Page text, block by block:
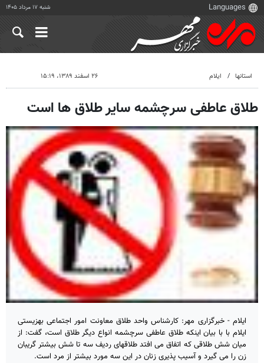
شنبه ۱۷ مرداد ۱۴۰۵
استانها ایلام ۲۶ اسفند ۱۳۸۹، ۱۵:۱۹
طلاق عاطفی سرچشمه سایر طلاق ها است
ایلام - خبرگزاری مهر: کارشناس واحد طلاق معاونت امور اجتماعی بهزیستی
ایلام با با بیان اینکه طلاق عاطفی سرچشمه انواع دیگر طلاق است، گفت: از
میان شش طلاقی که اتفاق می افتد طلاقهای ردیف سه تا شش بیشتر گریبان
زن را می گیرد و آسیب پذیری زنان در این سه مورد بیشتر از مرد است.